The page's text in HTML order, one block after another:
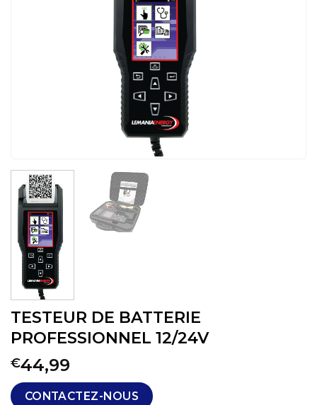
TESTEUR DE BATTERIE
PROFESSIONNEL 12/24V
€44,99
CONTACTEZ-NOUS